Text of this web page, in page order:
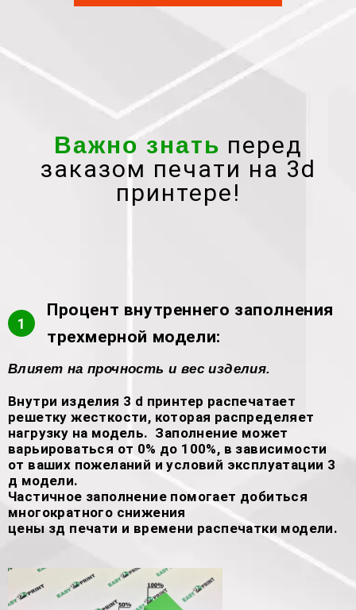
Важно знать перед
заказом печати на 3d
принтере!
1
Процент внутреннего заполнения
трехмерной модели:
Влияет на прочность и вес изделия.
Внутри изделия 3 d принтер распечатает
решетку жесткости, которая распределяет
нагрузку на модель. Заполнение может
варьироваться от 0% до 100%, в зависимости
от ваших пожеланий и условий эксплуатации 3
д модели.
Частичное заполнение помогает добиться
многократного снижения
цены зд печати и времени распечатки модели.